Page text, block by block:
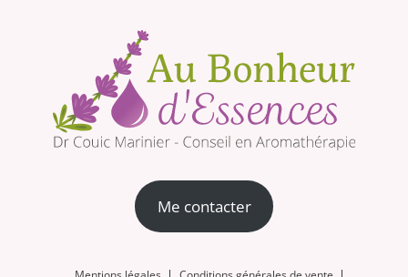
Me contacter